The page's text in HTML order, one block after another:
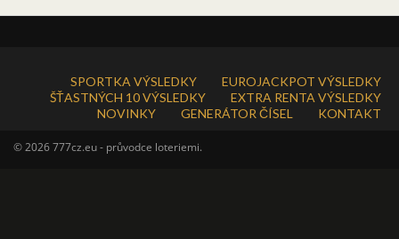
SPORTKA VÝSLEDKY
EUROJACKPOT VÝSLEDKY
ŠŤASTNÝCH 10 VÝSLEDKY
EXTRA RENTA VÝSLEDKY
NOVINKY
GENERÁTOR ČÍSEL KONTAKT
© 2026 777cz.eu - průvodce loteriemi.